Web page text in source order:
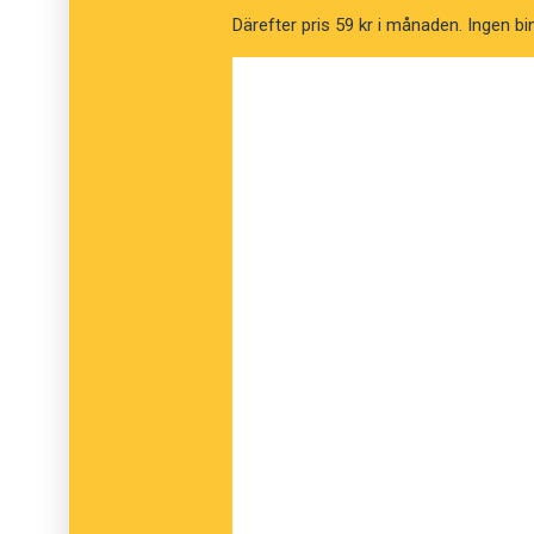
analyserades – och jämfördes med
Därefter pris 59 kr i månaden. Ingen